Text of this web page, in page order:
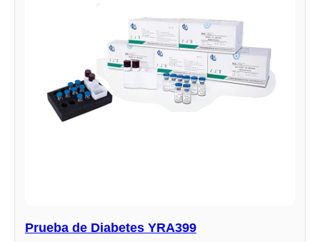
Prueba de Diabetes YRA399